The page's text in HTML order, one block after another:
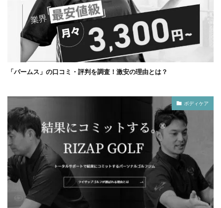
「パームス」の口コミ・評判を調査！激安の理由とは？
ボディケア